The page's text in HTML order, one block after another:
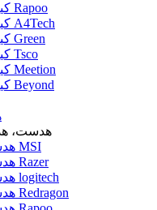
کیبورد و ماوس Rapoo
کیبورد و ماوس A4Tech
کیبورد و ماوس Green
کیبورد و ماوس Tsco
کیبورد و ماوس Meetion
کیبورد و ماوس Beyond
هدست،
هدست و هدفون MSI
هدست و هدفون Razer
هدست و هدفون logitech
هدست و هدفون Redragon